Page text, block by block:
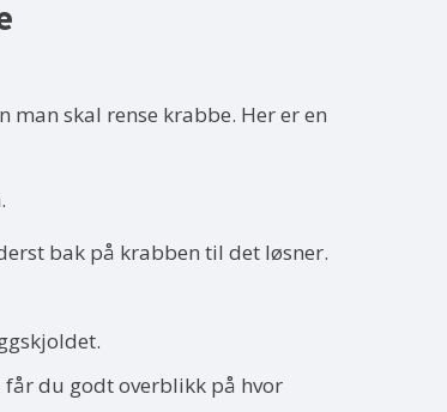
skal rense krabbe. Her er en
bak på krabben til det løsner.
får du godt overblikk på hvor